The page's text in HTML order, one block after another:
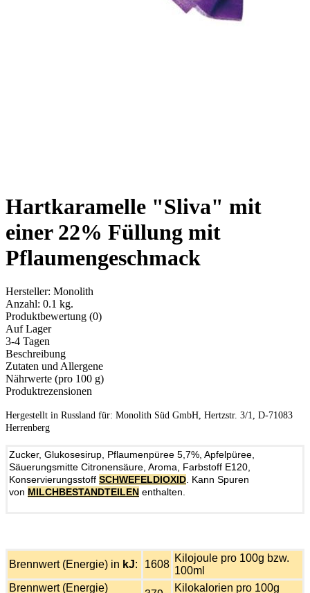
Hartkaramelle "Sliva" mit
einer 22% Füllung mit
Pflaumengeschmack
Hersteller: Monolith
Anzahl: 0.1 kg.
Produktbewertung (0)
Auf Lager
3-4 Tagen
Beschreibung
Zutaten und Allergene
Nährwerte (pro 100 g)
Produktrezensionen
Hergestellt in Russland für: Monolith Süd GmbH, Hertzstr. 3/1, D-71083
Herrenberg
Zucker, Glukosesirup, Pflaumenpüree 5,7%, Apfelpüree,
Säuerungsmitte Citronensäure, Aroma, Farbstoff E120,
Konservierungsstoff SCHWEFELDIOXID. Kann Spuren
von MILCHBESTANDTEILEN enthalten.
Brennwert (Energie) in kJ: 1608
Kilojoule pro 100g bzw.
100ml
Brennwert (Energie)
Kilokalorien pro 100g